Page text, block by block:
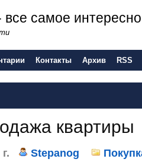
все самое
Контакты Архив RSS
квартиры
Stepanog